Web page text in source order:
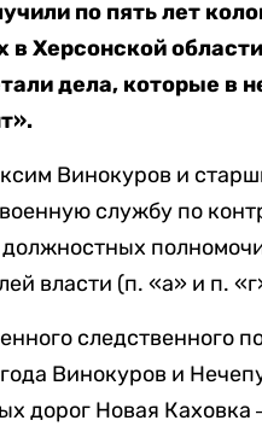
по пять лет
в Херсонской
дела, которые в
Винокуров и
службу по
власти (п. «а» и п.
следственного
Винокуров и
дорог Новая